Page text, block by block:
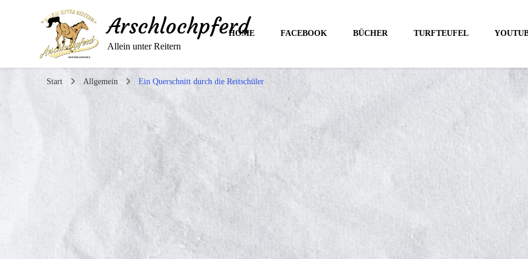
Arschlochpferd
Allein unter Reitern
HOME FACEBOOK BÜCHER TURFTEUFEL
Start Allgemein Ein Querschnitt durch die Reitschüler